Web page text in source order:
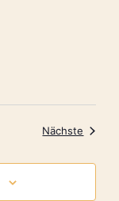
Nächste